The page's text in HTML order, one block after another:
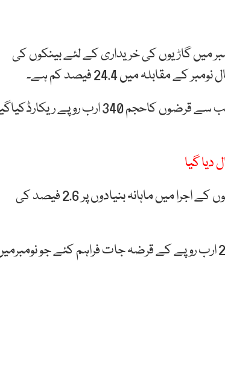
میں گاڑیوں کی خریداری کے لئے بینکوں کی
گزشتہ سال نومبر میں گاڑیوں کی خریداری کے لئے بینکوں کی جانب سے قرضوں کاحجم 340 ارب روپے
اکتوبر کے مقابلہ میں نومبر میں گاڑیوں کی خریداری کے لئے قرضوں کے اجرا میں ماہانہ بنیادوں پر 2.6 فیصد کی
اکتوبر میں گاڑیوں کی خریداری کے لئے بینکوں نے صارفین کو 264 ارب روپے کے قرضہ جات فراہم کئے جو